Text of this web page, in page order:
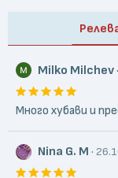
Milko Milchev·
Много хубави и
Nina G. M ·